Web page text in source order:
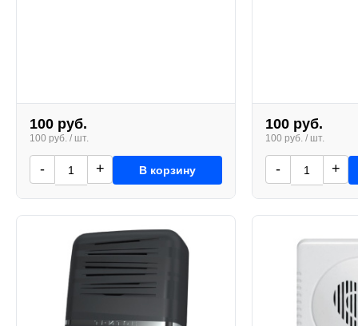
100 руб.
100 руб. / шт.
- + В корзину
100 руб.
100 руб. / шт.
- +